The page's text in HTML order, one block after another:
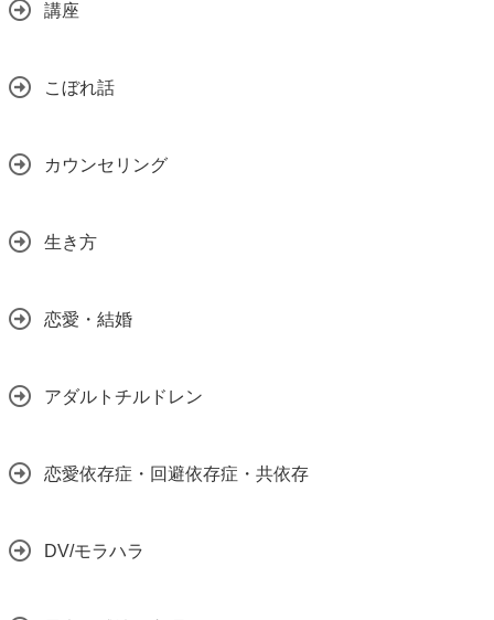
講座
こぼれ話
カウンセリング
生き方
恋愛・結婚
アダルトチルドレン
恋愛依存症・回避依存症・共依存
DV/モラハラ